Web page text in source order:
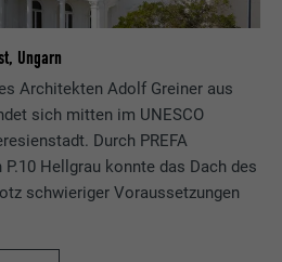
Ungarn
Architekten Adolf Greiner aus
sich mitten im UNESCO
Durch PREFA
Hellgrau konnte das Dach des
schwieriger Voraussetzungen